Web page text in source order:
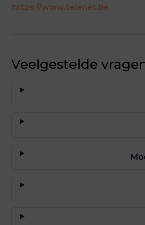
https://www.telenet.be
Veelgestelde